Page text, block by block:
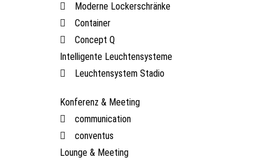
Moderne Lockerschränke
Container
Concept Q
Intelligente Leuchtensysteme
Leuchtensystem Stadio
Konferenz & Meeting
communication
conventus
Lounge & Meeting